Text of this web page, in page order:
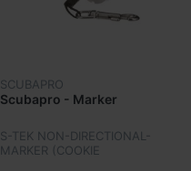
SCUBAPRO
Scubapro - Marker
S-TEK NON-DIRECTIONAL-
MARKER (COOKIE